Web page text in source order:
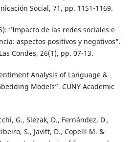
Social, 71, pp. 1151-1169.
“Impacto de las redes sociales e
aspectos positivos y negativos”.
Condes, 26(1), pp. 07-13.
Analysis of Language &
Models”. CUNY Academic
G., Slezak, D., Fernández, D.,
S., Javitt, D., Copelli M. &